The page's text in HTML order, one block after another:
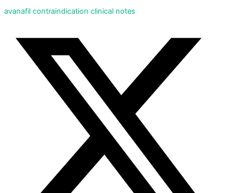
avanafil contraindication clinical notes